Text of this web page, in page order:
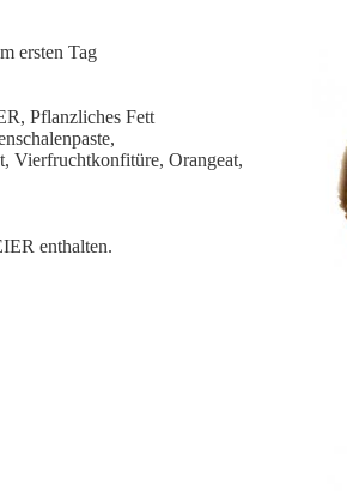
ersten Tag
Pflanzliches Fett
Vierfruchtkonfitüre, Orangeat,
enthalten.